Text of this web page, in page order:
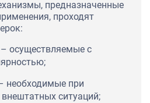
предназначенные
проходят
осуществляемые с
необходимые при
ситуаций;